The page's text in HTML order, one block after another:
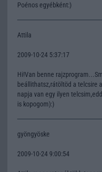
Poénos egyébként:)
Attila
2009-10-24 5:37:17
Hi!Van benne
beállithatsz,rátöltöd a telcsire
napja van egy ilyen
is kopogom):)
gyöngyöske
2009-10-24 9:00:54